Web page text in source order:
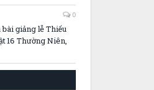
0
giảng lễ Thiếu
16 Thường Niên,